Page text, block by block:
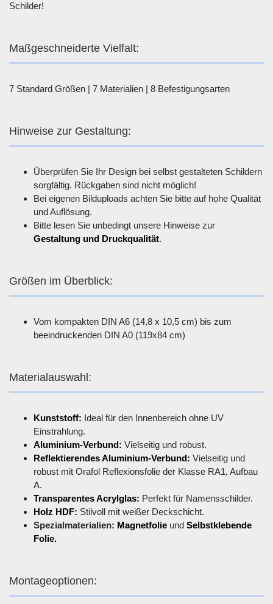
Schilder!
Maßgeschneiderte Vielfalt:
7 Standard Größen | 7 Materialien | 8 Befestigungsarten
Hinweise zur Gestaltung:
Überprüfen Sie Ihr Design bei selbst gestalteten Schildern
sorgfältig. Rückgaben sind nicht möglich!
Bei eigenen Bilduploads achten Sie bitte auf hohe Qualität
und Auflösung.
Bitte lesen Sie unbedingt unsere Hinweise zur
Gestaltung und Druckqualität.
Größen im Überblick:
Vom kompakten DIN A6 (14,8 x 10,5 cm) bis zum
beeindruckenden DIN A0 (119x84 cm)
Materialauswahl:
Kunststoff: Ideal für den Innenbereich ohne UV
Einstrahlung.
Aluminium-Verbund: Vielseitig und robust.
Reflektierendes Aluminium-Verbund: Vielseitig und
robust mit Orafol Reflexionsfolie der Klasse RA1, Aufbau
A.
Transparentes Acrylglas: Perfekt für Namensschilder.
Holz HDF: Stilvoll mit weißer Deckschicht.
Spezialmaterialien: Magnetfolie und Selbstklebende
Folie.
Montageoptionen: